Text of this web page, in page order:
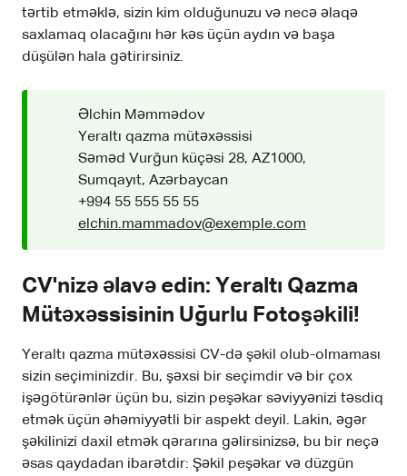
tərtib etməklə, sizin kim olduğunuzu və necə əlaqə
saxlamaq olacağını hər kəs üçün aydın və başa
düşülən hala gətirirsiniz.
Əlchin Məmmədov
Yeraltı qazma mütəxəssisi
Səməd Vurğun küçəsi 28, AZ1000,
Sumqayıt, Azərbaycan
+994 55 555 55 55
elchin.mammadov@exemple.com
CV'nizə əlavə edin: Yeraltı Qazma
Mütəxəssisinin Uğurlu Fotoşəkili!
Yeraltı qazma mütəxəssisi CV-də şəkil olub-olmaması
sizin seçiminizdir. Bu, şəxsi bir seçimdir və bir çox
işəgötürənlər üçün bu, sizin peşəkar səviyyənizi təsdiq
etmək üçün əhəmiyyətli bir aspekt deyil. Lakin, əgər
şəkilinizi daxil etmək qərarına gəlirsinizsə, bu bir neçə
əsas qaydadan ibarətdir: Şəkil peşəkar və düzgün